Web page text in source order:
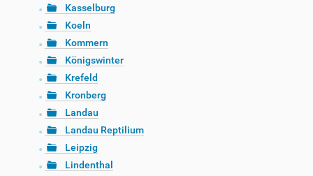
Kasselburg
Koeln
Kommern
Königswinter
Krefeld
Kronberg
Landau
Landau Reptilium
Leipzig
Lindenthal